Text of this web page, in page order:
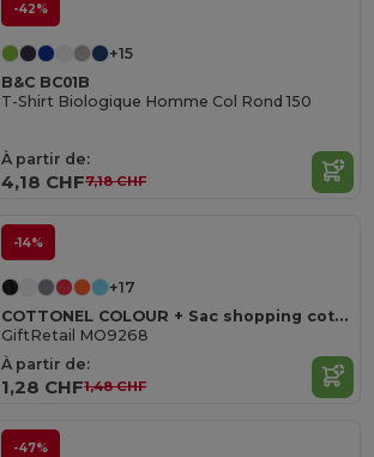
-42%
+15
B&C BC01B
T-Shirt Biologique Homme Col Rond 150
À partir de:
4,18 CHF7,18 CHF
-14%
+17
COTTONEL COLOUR + Sac shopping coton 140gr/m²
GiftRetail MO9268
À partir de:
1,28 CHF1,48 CHF
-47%